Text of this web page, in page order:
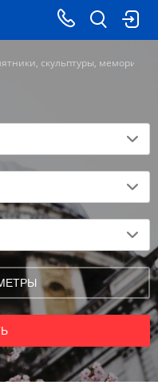
скульптуры, мемориалы